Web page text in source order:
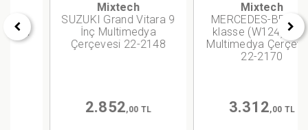
Mixtech
SUZUKI Grand Vitara 9
İnç Multimedya
Çerçevesi 22-2148
2.852,00 TL
Mixtech
MERCEDES-BENZ E-
klasse (W124) 9 İnç
Multimedya Çerçevesi
22-2170
3.312,00 TL